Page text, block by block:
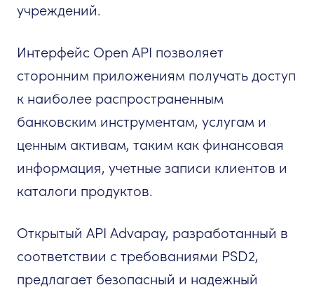
учреждений.
Интерфейс Open API позволяет
сторонним приложениям получать доступ
к наиболее распространенным
банковским инструментам, услугам и
ценным активам, таким как финансовая
информация, учетные записи клиентов и
каталоги продуктов.
Открытый API Advapay, разработанный в
соответствии с требованиями PSD2,
предлагает безопасный и надежный